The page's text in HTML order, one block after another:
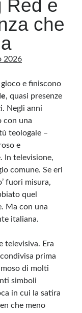
viene aggiornato
prodotto editoriale ai
di quanto
cancellati quelli
terzi, di genere spam,
delle norme sulla
da Internet e, pertanto,
violasse eventuali
dei siti collegati
Red e
che
2026
e finiscono
, quasi presenze
Negli anni
con una
teologale –
e
In televisione,
comune. Se eri
fuori misura,
quel
Ma con una
italiana.
televisiva. Era
prima
di molti
simboli
in cui la satira
che meno